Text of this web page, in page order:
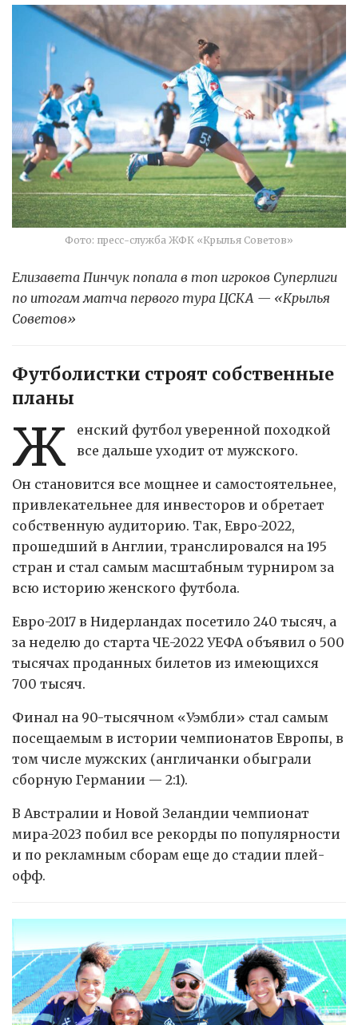
Фото: пресс-служба ЖФК «Крылья Советов»
Елизавета Пинчук попала в топ игроков Суперлиги
по итогам матча первого тура ЦСКА — «Крылья
Советов»
Футболистки строят собственные
планы
Ж
енский футбол уверенной походкой
все дальше уходит от мужского.
Он становится все мощнее и самостоятельнее,
привлекательнее для инвесторов и обретает
собственную аудиторию. Так, Евро-2022,
прошедший в Англии, транслировался на 195
стран и стал самым масштабным турниром за
всю историю женского футбола.
Евро-2017 в Нидерландах посетило 240 тысяч, а
за неделю до старта ЧЕ-2022 УЕФА объявил о 500
тысячах проданных билетов из имеющихся
700 тысяч.
Финал на 90-тысячном «Уэмбли» стал самым
посещаемым в истории чемпионатов Европы, в
том числе мужских (англичанки обыграли
сборную Германии — 2:1).
В Австралии и Новой Зеландии чемпионат
мира-2023 побил все рекорды по популярности
и по рекламным сборам еще до стадии плей-
офф.